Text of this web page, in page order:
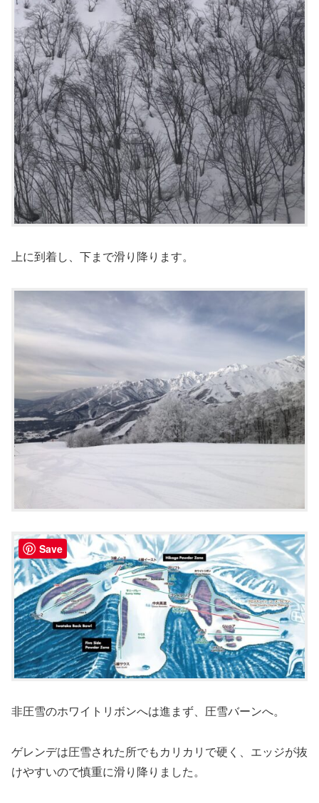
上に到着し、下まで滑り降ります。
非圧雪のホワイトリボンへは進まず、圧雪バーンへ。
ゲレンデは圧雪された所でもカリカリで硬く、エッジが抜
けやすいので慎重に滑り降りました。
Save